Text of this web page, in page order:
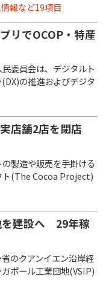
報など19項目
リでOCOP・特産
委員会は、デジタルト
の推進およびデジタ
店舗2店を閉店
製造や販売を手掛ける
ト(The Cocoa Project)
を建設へ 29年稼
のクアンイエン沿岸経
ポール工業団地(VSIP)